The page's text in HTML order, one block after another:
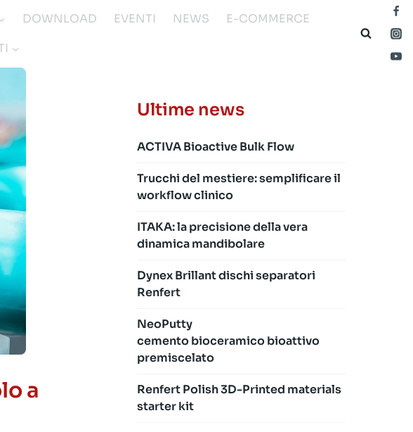
DOWNLOAD EVENTI NEWS
E-COMMERCE
a
Ultime news
ACTIVA Bioactive Bulk Flow
Trucchi del mestiere: semplificare il
workflow clinico
ITAKA: la precisione della vera
dinamica mandibolare
Dynex Brillant dischi separatori
Renfert
NeoPutty
cemento bioceramico bioattivo
premiscelato
Renfert Polish 3D-Printed materials
starter kit